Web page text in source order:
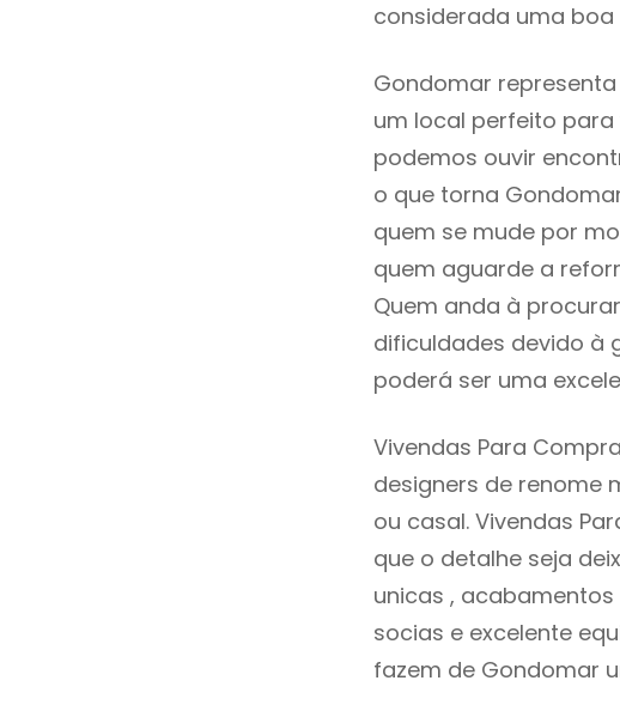
considerada uma
Gondomar
um local perfeito
podemos ouvir
o que torna
quem se mude por
quem aguarde a
Quem anda à
dificuldades devido à
poderá ser uma
Vivendas Para
designers de renome
ou casal. Vivendas
que o detalhe seja
unicas ,
socias e excelente
fazem de Gondomar